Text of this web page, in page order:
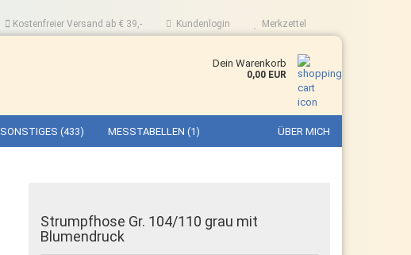
Kostenfreier Versand ab € 39,- Kundenlogin Merkzettel
Dein Warenkorb
0,00 EUR
SONSTIGES (433) MESSTABELLEN (1) ÜBER MICH
Strumpfhose Gr. 104/110 grau mit
Blumendruck